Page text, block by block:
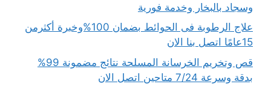
وسجاد بالبخار وخدمة فورية
علاج الرطوبة فى الحوائط بضمان 100%وخبرة أكثرمن
15عامًا اتصل بنا الان
قص وتخريم الخرسانة المسلحة نتائج مضمونة 99%
بدقة وسرعة 7/24 متاحين اتصل الان